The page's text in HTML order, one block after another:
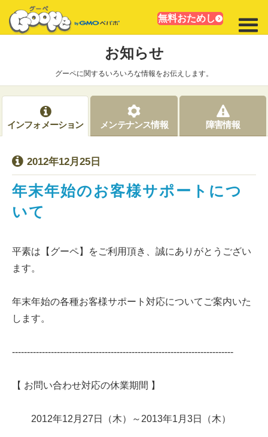
無料おためし
お知らせ
グーペに関するいろいろな情報をお伝えします。
インフォメーション メンテナンス情報 障害情報
2012年12月25日
年末年始のお客様サポートにつ
いて
平素は【グーペ】をご利用頂き、誠にありがとうござい
ます。
年末年始の各種お客様サポート対応についてご案内いた
します。
--------------------------------------------------------------------------
【 お問い合わせ対応の休業期間 】
2012年12月27日（木）～2013年1月3日（木）